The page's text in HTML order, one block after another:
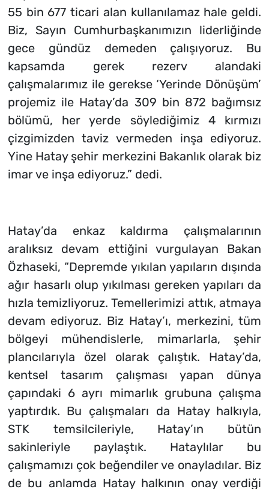
55 bin 677 ticari alan kullanılamaz hale geldi.
Biz, Sayın Cumhurbaşkanımızın liderliğinde
gece gündüz demeden çalışıyoruz. Bu
kapsamda gerek rezerv alandaki
çalışmalarımız ile gerekse ‘Yerinde Dönüşüm’
projemiz ile Hatay’da 309 bin 872 bağımsız
bölümü, her yerde söylediğimiz 4 kırmızı
çizgimizden taviz vermeden inşa ediyoruz.
Yine Hatay şehir merkezini Bakanlık olarak biz
imar ve inşa ediyoruz.” dedi.
Hatay’da enkaz kaldırma çalışmalarının
aralıksız devam ettiğini vurgulayan Bakan
Özhaseki, “Depremde yıkılan yapıların dışında
ağır hasarlı olup yıkılması gereken yapıları da
hızla temizliyoruz. Temellerimizi attık, atmaya
devam ediyoruz. Biz Hatay’ı, merkezini, tüm
bölgeyi mühendislerle, mimarlarla, şehir
plancılarıyla özel olarak çalıştık. Hatay’da,
kentsel tasarım çalışması yapan dünya
çapındaki 6 ayrı mimarlık grubuna çalışma
yaptırdık. Bu çalışmaları da Hatay halkıyla,
STK temsilcileriyle, Hatay’ın bütün
sakinleriyle paylaştık. Hataylılar bu
çalışmamızı çok beğendiler ve onayladılar. Biz
de bu anlamda Hatay halkının onay verdiği